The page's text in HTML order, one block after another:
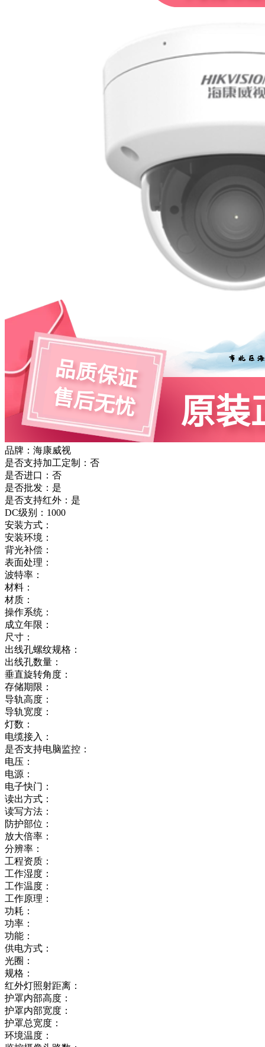
品牌：海康威视
是否支持加工定制：否
是否进口：否
是否批发：是
是否支持红外：是
DC级别：1000
安装方式：
安装环境：
背光补偿：
表面处理：
波特率：
材料：
材质：
操作系统：
成立年限：
尺寸：
出线孔螺纹规格：
出线孔数量：
垂直旋转角度：
存储期限：
导轨高度：
导轨宽度：
灯数：
电缆接入：
是否支持电脑监控：
电压：
电源：
电子快门：
读出方式：
读写方法：
防护部位：
放大倍率：
分辨率：
工程资质：
工作湿度：
工作温度：
工作原理：
功耗：
功率：
功能：
供电方式：
光圈：
规格：
红外灯照射距离：
护罩内部高度：
护罩内部宽度：
护罩总宽度：
环境温度：